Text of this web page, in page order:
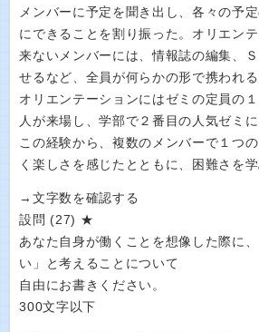
メンバーに予定を聞き出し、各々の予
にできることを割り振った。オリエン
来ないメンバーには、情報誌の編集、
せるなど、全員が何らかの形で携われる
オリエンテーションにはゼミの定員の
人が来場し、学部で２番目の人気ゼミ
この経験から、複数のメンバーで１つ
く楽しさを感じたとともに、困難さを学
→文字数を確認する
設問 (27) ★
あなた自身が働くことを想像した際に
い」と考えることについて
自由にお書きください。
300文字以下